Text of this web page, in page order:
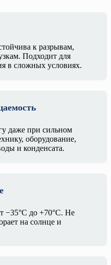
к разрывам,
Подходит для
в сложных условиях.
даже при сильном
оборудование,
и конденсата.
−35°C до +70°C. Не
на солнце и